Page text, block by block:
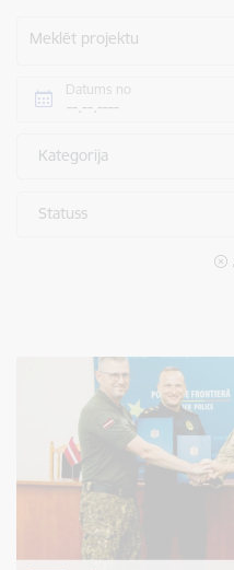
Meklēt projektu
Datums no
Kategorija
Statuss